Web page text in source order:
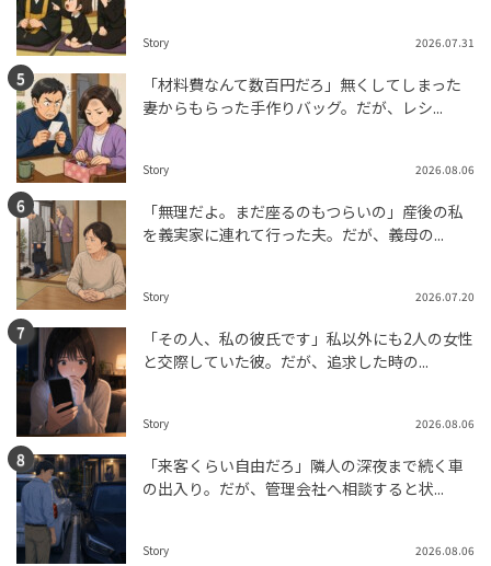
Story 2026.07.31
「材料費なんて数百円だろ」無くしてしまった
妻からもらった手作りバッグ。だが、レシ...
Story 2026.08.06
「無理だよ。まだ座るのもつらいの」産後の私
を義実家に連れて行った夫。だが、義母の...
Story 2026.07.20
「その人、私の彼氏です」私以外にも2人の女性
と交際していた彼。だが、追求した時の...
Story 2026.08.06
「来客くらい自由だろ」隣人の深夜まで続く車
の出入り。だが、管理会社へ相談すると状...
Story 2026.08.06